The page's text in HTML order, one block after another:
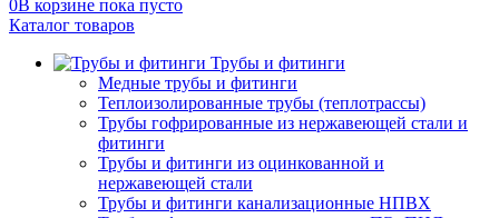
0В корзине пока пусто
Каталог товаров
Трубы и фитинги
Медные трубы и фитинги
Теплоизолированные трубы (теплотрассы)
Трубы гофрированные из нержавеющей стали и
фитинги
Трубы и фитинги из оцинкованной и
нержавеющей стали
Трубы и фитинги канализационные НПВХ